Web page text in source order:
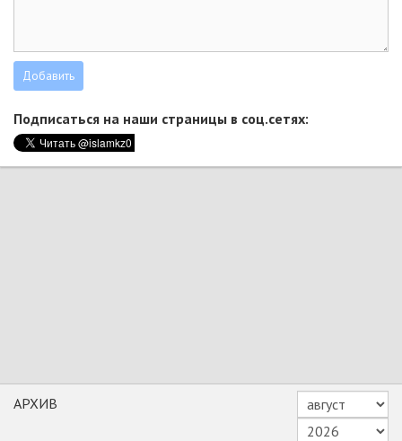
Подписаться на наши страницы в соц.сетях:
АРХИВ